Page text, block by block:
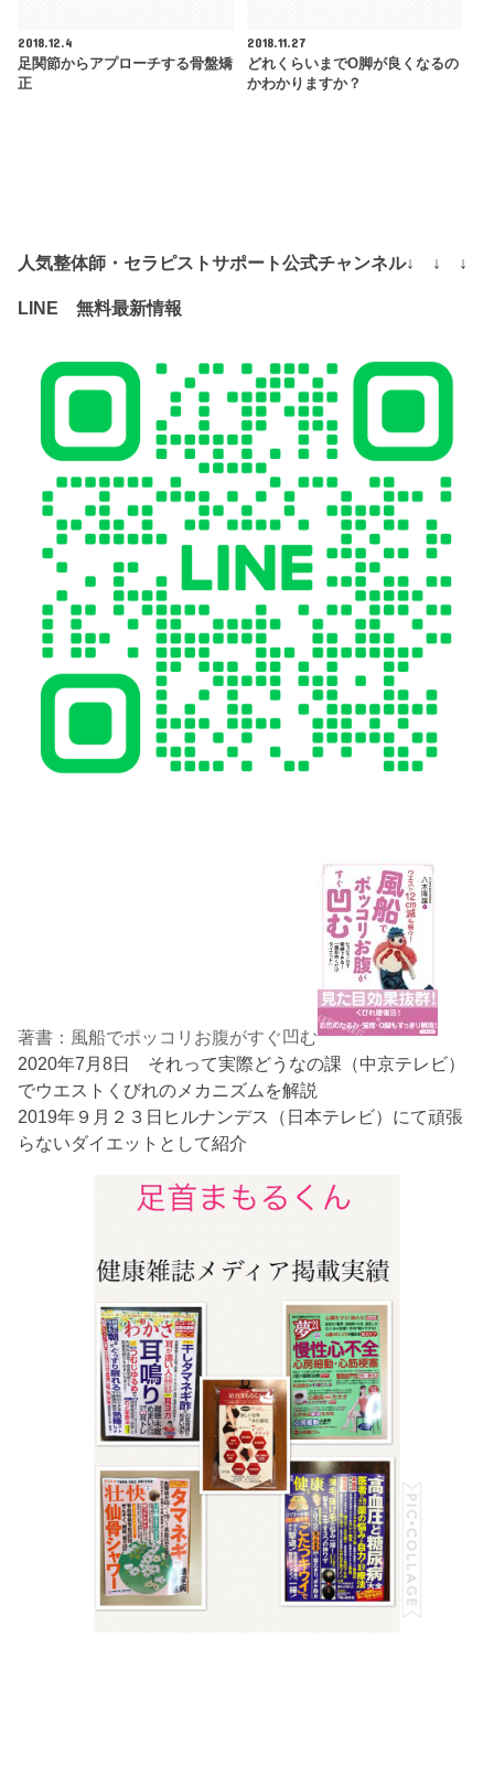
2018.12.4
足関節からアプローチする骨盤矯
正
2018.11.27
どれくらいまでO脚が良くなるの
かわかりますか？
人気整体師・セラピストサポート公式チャンネル↓ ↓ ↓
LINE 無料最新情報
著書：風船でポッコリお腹がすぐ凹む
2020年7月8日 それって実際どうなの課（中京テレビ）
でウエストくびれのメカニズムを解説
2019年９月２３日ヒルナンデス（日本テレビ）にて頑張
らないダイエットとして紹介